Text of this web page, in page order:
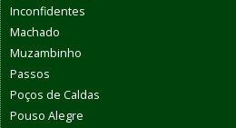
Inconfidentes
Machado
Muzambinho
Passos
Poços de Caldas
Pouso Alegre